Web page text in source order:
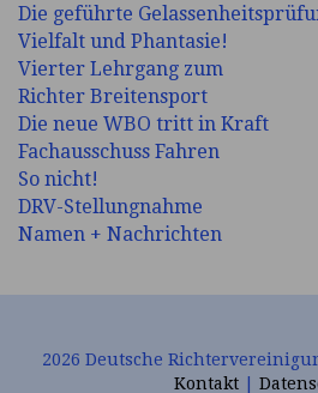
Die geführte
Vielfalt und Phantasie!
Vierter Lehrgang zum
Richter Breitensport
Die neue WBO tritt in Kraft
Fachausschuss Fahren
So nicht!
DRV-Stellungnahme
Namen + Nachrichten
2026 Deutsche
Kontakt|